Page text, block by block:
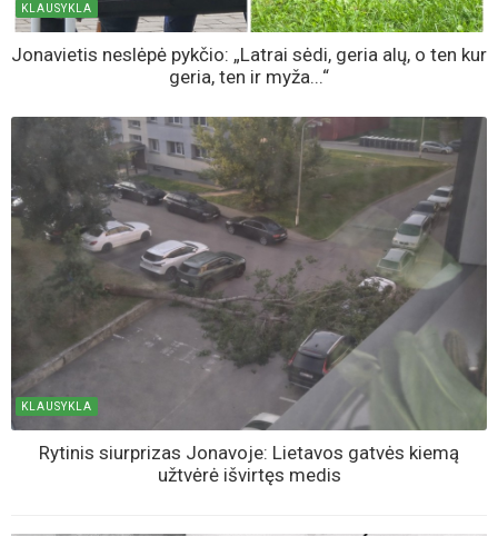
KLAUSYKLA
Jonavietis neslėpė pykčio: „Latrai sėdi, geria alų, o ten kur
geria, ten ir myža...“
KLAUSYKLA
Rytinis siurprizas Jonavoje: Lietavos gatvės kiemą
užtvėrė išvirtęs medis